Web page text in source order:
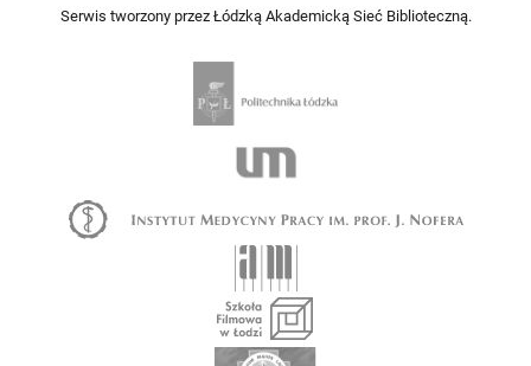
Serwis tworzony przez Łódzką Akademicką Sieć Biblioteczną.